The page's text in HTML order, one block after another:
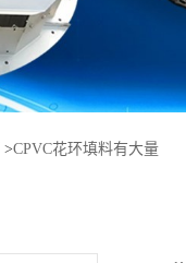
>CPVC花环填料有大量